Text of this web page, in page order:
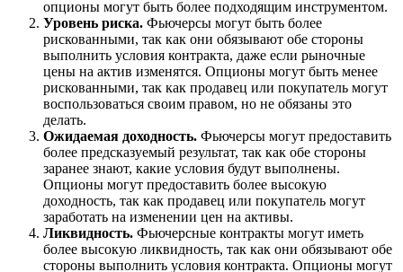
опционы могут быть более подходящим инструментом.
Уровень риска. Фьючерсы могут быть более
рискованными, так как они обязывают обе стороны
выполнить условия контракта, даже если рыночные
цены на актив изменятся. Опционы могут быть менее
рискованными, так как продавец или покупатель могут
воспользоваться своим правом, но не обязаны это
делать.
Ожидаемая доходность. Фьючерсы могут предоставить
более предсказуемый результат, так как обе стороны
заранее знают, какие условия будут выполнены.
Опционы могут предоставить более высокую
доходность, так как продавец или покупатель могут
заработать на изменении цен на активы.
Ликвидность. Фьючерсные контракты могут иметь
более высокую ликвидность, так как они обязывают обе
стороны выполнить условия контракта. Опционы могут